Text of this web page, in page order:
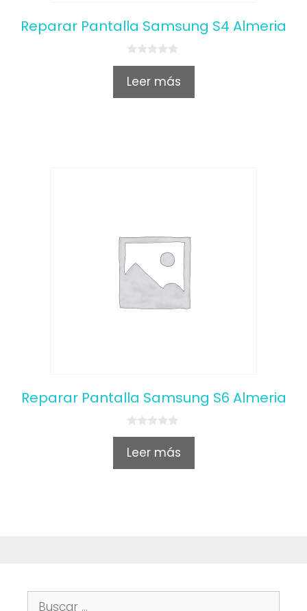
Reparar Pantalla Samsung S4 Almeria
0
u
Leer más
Reparar Pantalla Samsung S6 Almeria
0
u
Leer más
Buscar: